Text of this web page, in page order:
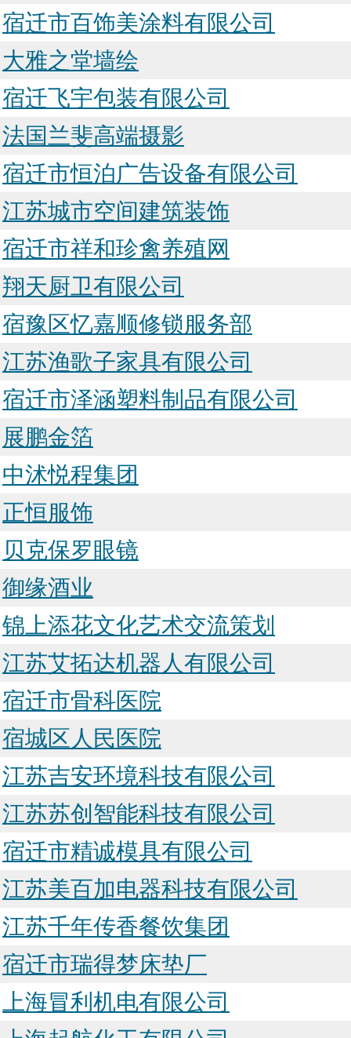
宿迁市百饰美涂料有限公司
大雅之堂墙绘
宿迁飞宇包装有限公司
法国兰斐高端摄影
宿迁市恒泊广告设备有限公司
江苏城市空间建筑装饰
宿迁市祥和珍禽养殖网
翔天厨卫有限公司
宿豫区忆嘉顺修锁服务部
江苏渔歌子家具有限公司
宿迁市泽涵塑料制品有限公司
展鹏金箔
中沭悦程集团
正恒服饰
贝克保罗眼镜
御缘酒业
锦上添花文化艺术交流策划
江苏艾拓达机器人有限公司
宿迁市骨科医院
宿城区人民医院
江苏吉安环境科技有限公司
江苏苏创智能科技有限公司
宿迁市精诚模具有限公司
江苏美百加电器科技有限公司
江苏千年传香餐饮集团
宿迁市瑞得梦床垫厂
上海冒利机电有限公司